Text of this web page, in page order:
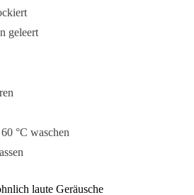
geleert
°C waschen
laute Geräusche